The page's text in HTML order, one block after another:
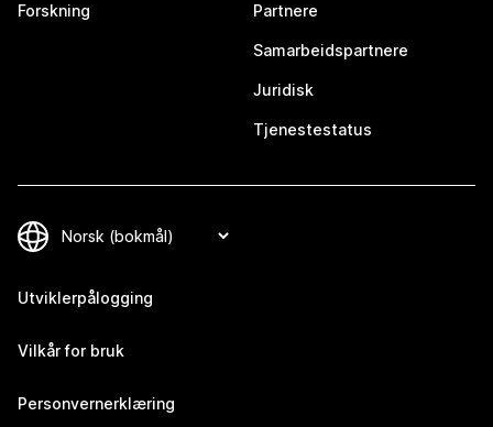
Forskning Partnere
Samarbeidspartnere
Juridisk
Tjenestestatus
Utviklerpålogging
Vilkår for bruk
Personvernerklæring